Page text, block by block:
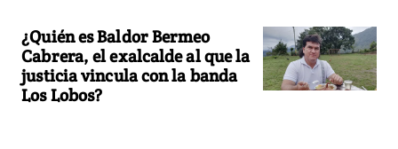
¿Quién es Baldor Bermeo
Cabrera, el exalcalde al que la
justicia vincula con la banda
Los Lobos?